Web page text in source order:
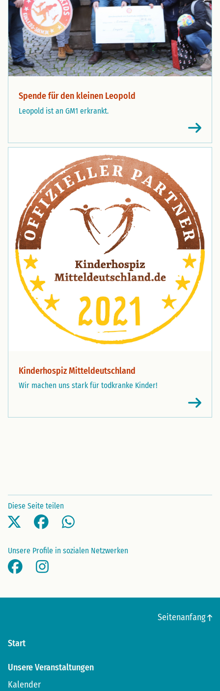
Spende für den kleinen Leopold
Leopold ist an GM1 erkrankt.
Kinderhospiz Mitteldeutschland
Wir machen uns stark für todkranke Kinder!
Diese Seite teilen
Unsere Profile in sozialen Netzwerken
FacebookInstagram
Seitenanfang
Start
Unsere Veranstaltungen
Kalender